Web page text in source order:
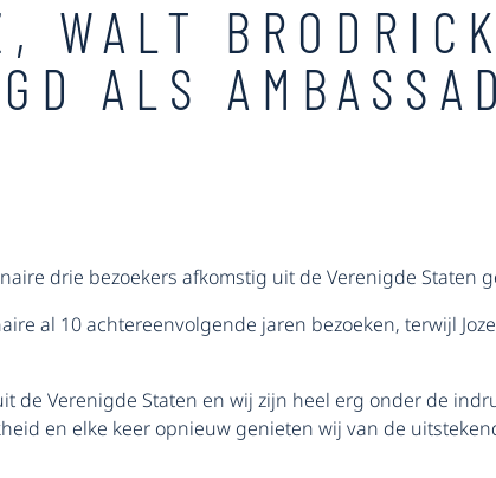
WALT
ALS
drie bezoekers afkomstig uit de Verenigde Staten
al 10 achtereenvolgende jaren bezoeken, terwijl
de Verenigde Staten en wij zijn heel erg onder de
en elke keer opnieuw genieten wij van de